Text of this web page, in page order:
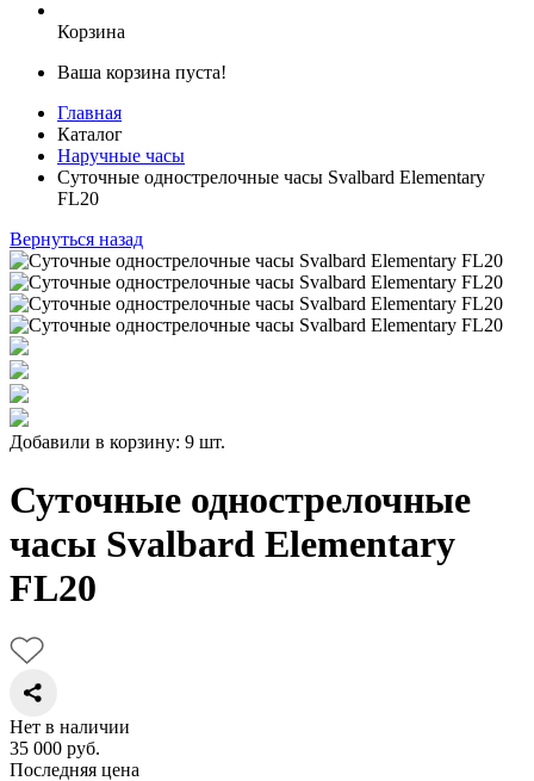
Корзина
Ваша корзина пуста!
Главная
Каталог
Наручные часы
Суточные однострелочные часы Svalbard Elementary
FL20
Вернуться назад
Добавили в корзину: 9 шт.
Суточные однострелочные
часы Svalbard Elementary
FL20
Нет в наличии
35 000 руб.
Последняя цена